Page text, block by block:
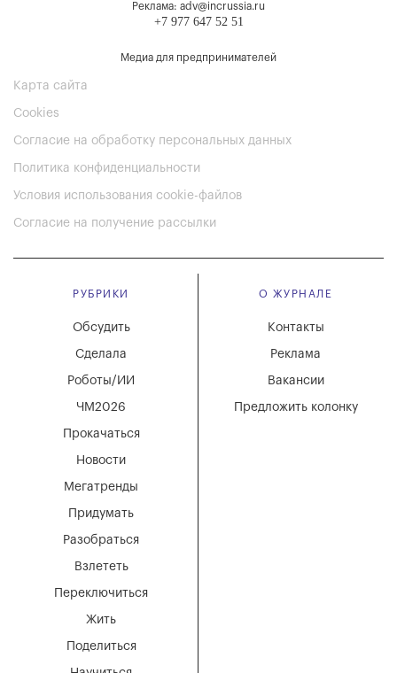
Реклама: adv@incrussia.ru
+7 977 647 52 51
Медиа для предпринимателей
Карта сайта
Cookies
Согласие на обработку персональных данных
Политика конфиденциальности
Условия использования cookie-файлов
Согласие на получение рассылки
РУБРИКИ
Мегатренды
Придумать
Разобраться
Взлететь
Новости
Переключиться
Жить
Поделиться
Обсудить
Сделала
Роботы/ИИ
ЧМ2026
Прокачаться
О ЖУРНАЛЕ
Вакансии
Реклама
Контакты
Предложить колонку